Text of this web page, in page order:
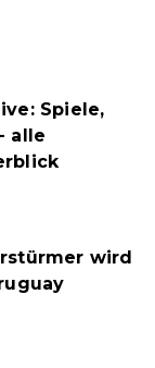
Spiele,
alle
wird